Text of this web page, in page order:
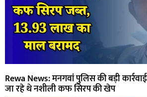
Rewa News: मनगवां पुलिस की बड़ी
जा रहे थे नशीली कफ सिरप की खेप